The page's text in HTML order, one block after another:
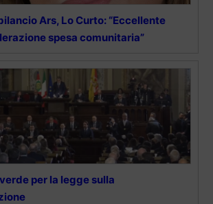
Ars, Lo Curto: “Eccellente
spesa comunitaria”
per la legge sulla